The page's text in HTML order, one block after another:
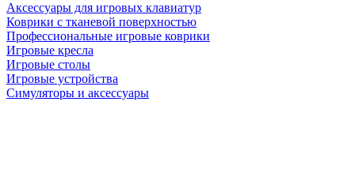
Аксессуары для игровых клавиатур
Коврики с тканевой поверхностью
Профессиональные игровые коврики
Игровые кресла
Игровые столы
Игровые устройства
Симуляторы и аксессуары